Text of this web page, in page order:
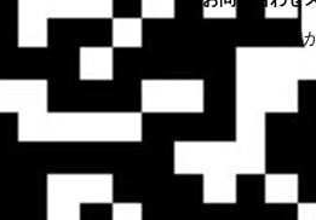
当店スタッフ